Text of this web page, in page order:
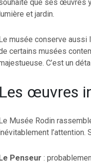
que ses œuvres
et jardin.
musée conserve aussi
certains musées
C’est un
Les œuvres
Musée Rodin
Penseur :